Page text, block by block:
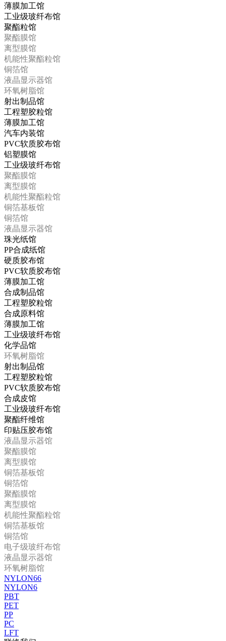
薄膜加工馆
工业级玻纤布馆
聚酯粒馆
聚酯膜馆
离型膜馆
机能性聚酯粒馆
铜箔馆
液晶显示器馆
环氧树脂馆
射出制品馆
工程塑胶粒馆
薄膜加工馆
汽车内装馆
PVC软质胶布馆
铝塑膜馆
工业级玻纤布馆
聚酯膜馆
离型膜馆
机能性聚酯粒馆
铜箔基板馆
铜箔馆
液晶显示器馆
珠光纸馆
PP合成纸馆
硬质胶布馆
PVC软质胶布馆
薄膜加工馆
合成制品馆
工程塑胶粒馆
合成原料馆
薄膜加工馆
工业级玻纤布馆
化学品馆
环氧树脂馆
射出制品馆
工程塑胶粒馆
PVC软质胶布馆
合成皮馆
工业级玻纤布馆
聚酯纤维馆
印贴压胶布馆
液晶显示器馆
聚酯膜馆
离型膜馆
铜箔基板馆
铜箔馆
聚酯膜馆
离型膜馆
机能性聚酯粒馆
铜箔基板馆
铜箔馆
电子级玻纤布馆
液晶显示器馆
环氧树脂馆
NYLON66
NYLON6
PBT
PET
PP
PC
LFT